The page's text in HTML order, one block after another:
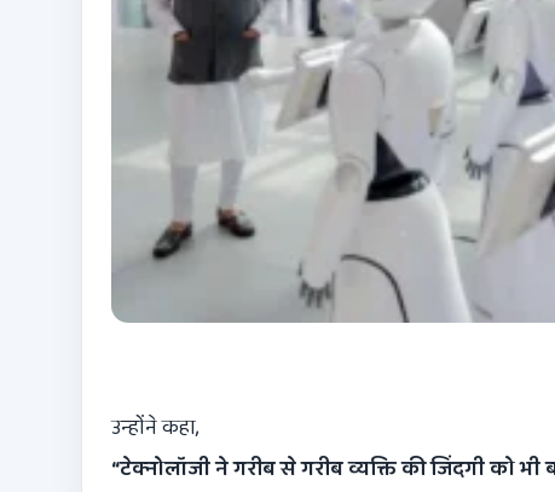
उन्होंने कहा,
“टेक्नोलॉजी ने गरीब से गरीब व्यक्ति की जिंदगी को